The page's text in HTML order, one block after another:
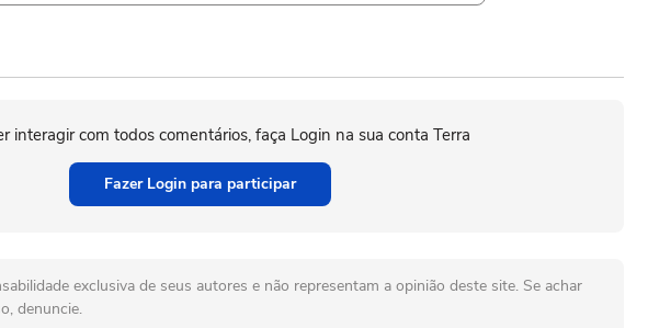
interagir com todos comentários, faça Login na sua conta Terra
Fazer Login para participar
exclusiva de seus autores e não representam a opinião deste site. Se achar
denuncie.